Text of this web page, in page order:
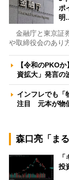
ポ
明
金融庁と東京証
や取締役会のあり
【令和のPKO
資拡大」発言
インフレでも「
注目 元本が物
森口亮「ま
投